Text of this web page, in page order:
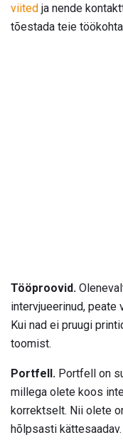
viited ja nende
tõestada teie
Tööproovid.
intervjueerinud,
Kui nad ei pruugi
toomist.
Portfell. Portfell on
millega olete koos
korrektselt. Nii olete
hõlpsasti kättesaadav.